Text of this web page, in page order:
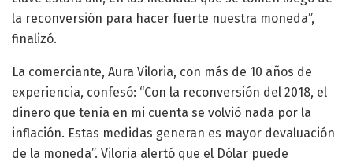
la reconversión para hacer fuerte nuestra moneda”,
finalizó.
La comerciante, Aura Viloria, con más de 10 años de
experiencia, confesó: “Con la reconversión del 2018, el
dinero que tenía en mi cuenta se volvió nada por la
inflación. Estas medidas generan es mayor devaluación
de la moneda”. Viloria alertó que el Dólar puede